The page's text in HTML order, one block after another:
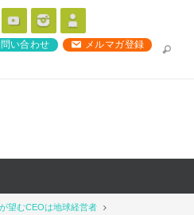
い合わせ メルマガ登録
望むCEOは地球経営者